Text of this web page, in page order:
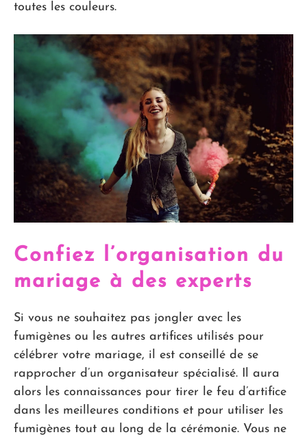
toutes les couleurs.
Confiez l’organisation du
mariage à des experts
Si vous ne souhaitez pas jongler avec les
fumigènes ou les autres artifices utilisés pour
célébrer votre mariage, il est conseillé de se
rapprocher d’un organisateur spécialisé. Il aura
alors les connaissances pour tirer le feu d’artifice
dans les meilleures conditions et pour utiliser les
fumigènes tout au long de la cérémonie. Vous ne